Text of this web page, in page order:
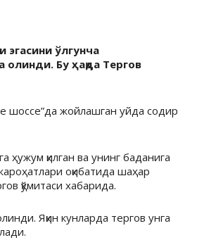
ўлгунча
олинди. Бу ҳақда Тергов
шоссе”да жойлашган уйда содир
ҳужум қилган ва унинг баданига
оқибатида шаҳар
қўмитаси хабарида.
Яқин кунларда тергов унга